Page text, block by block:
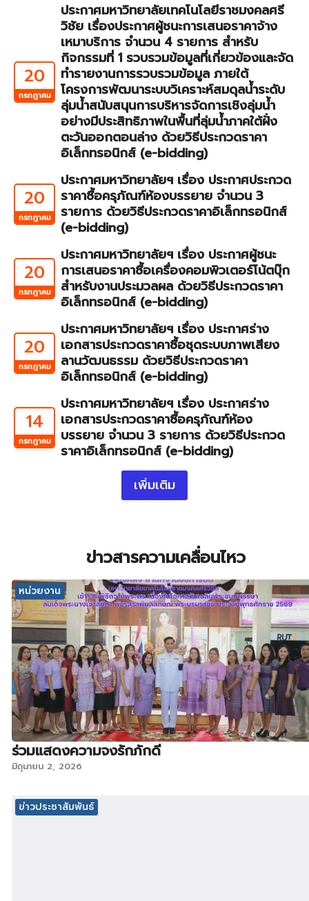
20
กรกฎาคม
ประกาศมหาวิทยาลัยเทคโนโลยีราชมงคลศรี
วิชัย เรื่องประกาศผู้ชนะการเสนอราคาจ้าง
เหมาบริการ จำนวน 4 รายการ สำหรับ
กิจกรรมที่ 1 รวบรวมข้อมูลที่เกี่ยวข้องและจัด
ทำรายงานการรวบรวมข้อมูล ภายใต้
โครงการพัฒนาระบบวิเคราะห์สมดุลน้ำระดับ
ลุ่มน้ำสนับสนุนการบริหารจัดการเชิงลุ่มน้ำ
อย่างมีประสิทธิภาพในพื้นที่ลุ่มน้ำภาคใต้ฝั่ง
ตะวันออกตอนล่าง ด้วยวิธีประกวดราคา
อิเล็กทรอนิกส์ (e-bidding)
20
กรกฎาคม
ประกาศมหาวิทยาลัยฯ เรื่อง ประกาศประกวด
ราคาซื้อครุภัณฑ์ห้องบรรยาย จำนวน 3
รายการ ด้วยวิธีประกวดราคาอิเล็กทรอนิกส์
(e-bidding)
20
กรกฎาคม
ประกาศมหาวิทยาลัยฯ เรื่อง ประกาศผู้ชนะ
การเสนอราคาซื้อเครื่องคอมพิวเตอร์โน้ตบุ๊ก
สำหรับงานประมวลผล ด้วยวิธีประกวดราคา
อิเล็กทรอนิกส์ (e-bidding)
20
กรกฎาคม
ประกาศมหาวิทยาลัยฯ เรื่อง ประกาศร่าง
เอกสารประกวดราคาซื้อชุดระบบภาพเสียง
ลานวัฒนธรรม ด้วยวิธีประกวดราคา
อิเล็กทรอนิกส์ (e-bidding)
14
กรกฎาคม
ประกาศมหาวิทยาลัยฯ เรื่อง ประกาศร่าง
เอกสารประกวดราคาซื้อครุภัณฑ์ห้อง
บรรยาย จำนวน 3 รายการ ด้วยวิธีประกวด
ราคาอิเล็กทรอนิกส์ (e-bidding)
เพิ่มเติม
ข่าวสารความเคลื่อนไหว
หน่วยงาน
ร่วมแสดงความจงรักภักดี
มิถุนายน 2, 2026
ข่าวประชาสัมพันธ์